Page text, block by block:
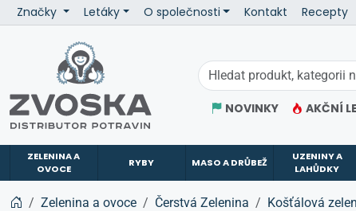
Značky Letáky O společnosti Kontakt Recepty
NOVINKY AKČNÍ
ZELENINA A
OVOCE
RYBY MASO A DRŮBEŽ
UZENINY A
LAHŮDKY
Zelenina a ovoce Čerstvá Zelenina Košťálová